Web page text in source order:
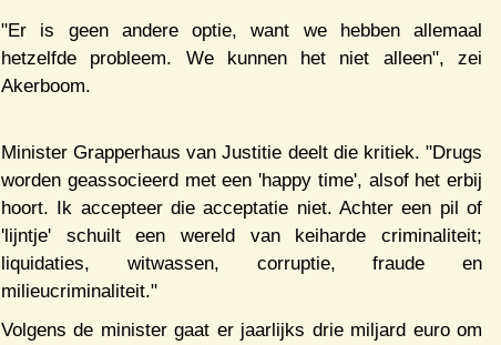
"Er is geen andere optie, want we hebben allemaal
hetzelfde probleem. We kunnen het niet alleen", zei
Akerboom.
Minister Grapperhaus van Justitie deelt die kritiek. "Drugs
worden geassocieerd met een 'happy time', alsof het erbij
hoort. Ik accepteer die acceptatie niet. Achter een pil of
'lijntje' schuilt een wereld van keiharde criminaliteit;
liquidaties, witwassen, corruptie, fraude en
milieucriminaliteit."
Volgens de minister gaat er jaarlijks drie miljard euro om